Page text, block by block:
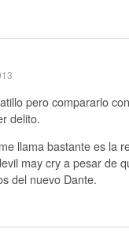
pero compararlo
delito.
llama bastante es la
may cry a pesar de
del nuevo Dante.